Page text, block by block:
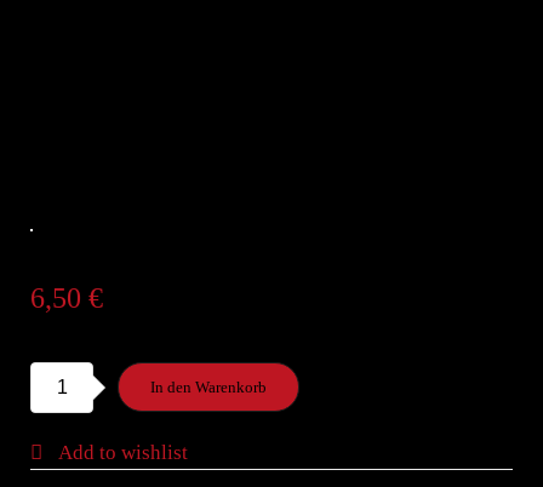
6,50 €
Tekka
mit
In den Warenkorb
Add to wishlist